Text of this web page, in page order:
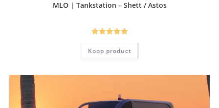
MLO | Tankstation – Shett / Astos
Gewaardeerd
5.00uit 5
Koop product